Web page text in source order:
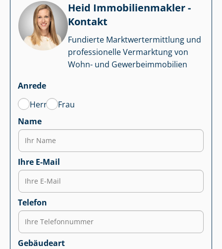
Heid Im­mo­bi­li­en­mak­ler -
Kontakt
Fundierte Markt­wert­ermitt­lung und
professionelle Vermarktung von
Wohn- und Ge­wer­be­im­mo­bi­li­en
Anrede
Herr
Frau
Name
Ihre E-Mail
Telefon
Gebäudeart